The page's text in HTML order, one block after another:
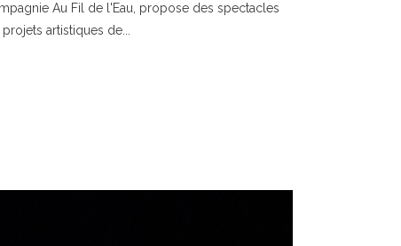
Au Fil de l'Eau, propose des spectacles
artistiques de...